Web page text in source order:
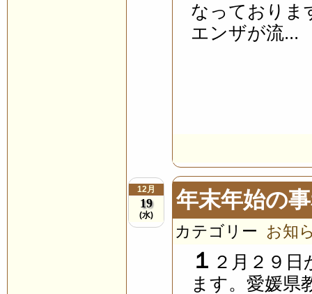
なっておりま
エンザが流...
12月
19
(水)
年末年始の
カテゴリー お知
１ ２月２９
ます。愛媛県